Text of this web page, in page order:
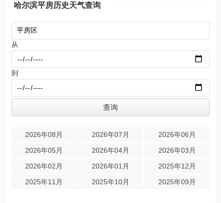
哈尔滨平房历史天气查询
从
到
2026年08月 2026年07月
2026年06月
2026年05月
2026年04月
2026年03月
2026年02月
2026年01月
2025年12月
2025年11月
2025年10月 2025年09月